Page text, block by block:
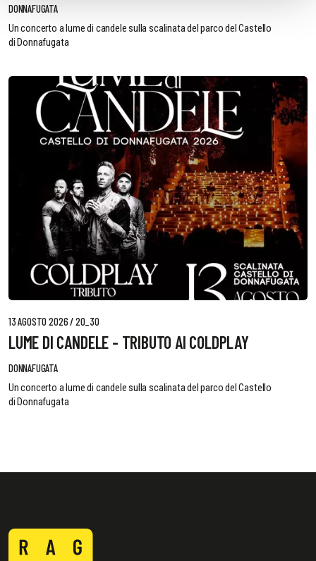
DONNAFUGATA
Un concerto a lume di candele sulla scalinata del parco del Castello
di Donnafugata
13 AGOSTO 2026 / 20_30
LUME DI CANDELE - TRIBUTO AI COLDPLAY
DONNAFUGATA
Un concerto a lume di candele sulla scalinata del parco del Castello
di Donnafugata